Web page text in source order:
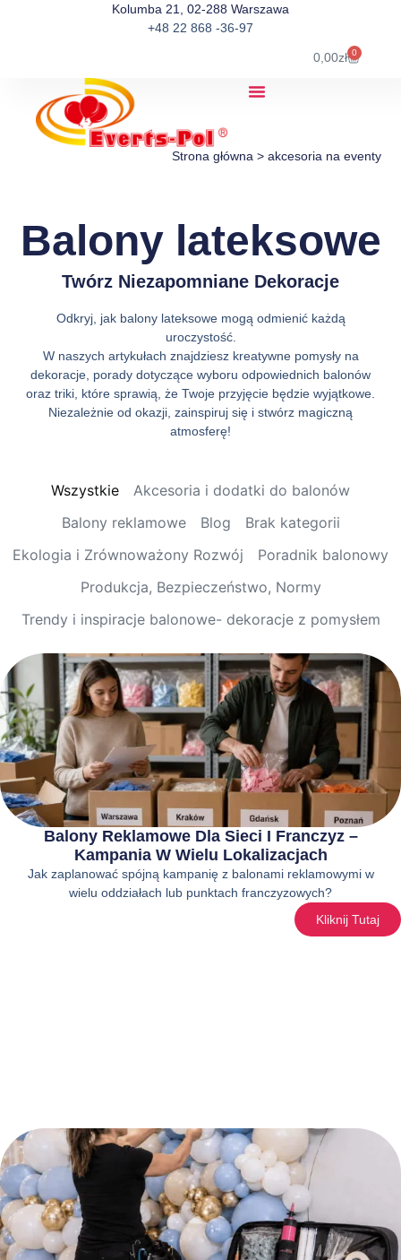
Kolumba 21, 02-288 Warszawa
+48 22 868 -36-97
0,00zł 0
Strona główna > akcesoria na eventy
Balony lateksowe
Twórz Niezapomniane Dekoracje
Odkryj, jak balony lateksowe mogą odmienić każdą
uroczystość.
W naszych artykułach znajdziesz kreatywne pomysły na
dekoracje, porady dotyczące wyboru odpowiednich balonów
oraz triki, które sprawią, że Twoje przyjęcie będzie wyjątkowe.
Niezależnie od okazji, zainspiruj się i stwórz magiczną
atmosferę!
Akcesoria i dodatki do balonów
Balony reklamowe
Blog
Brak kategorii
Ekologia i Zrównoważony Rozwój
Poradnik balonowy
Produkcja, Bezpieczeństwo, Normy
Trendy i inspiracje balonowe- dekoracje z pomysłem
Wszystkie
Balony Reklamowe Dla Sieci I Franczyz –
Kampania W Wielu Lokalizacjach
Jak zaplanować spójną kampanię z balonami reklamowymi w
wielu oddziałach lub punktach franczyzowych?
Kliknij Tutaj